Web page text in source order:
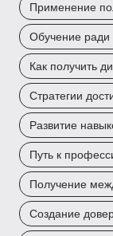
Применение
Обучение ради
Как получить
Стратегии
Развитие
Путь к
Получение
Создание